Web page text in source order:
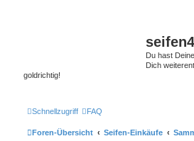
Du hast
Dich
goldrichtig!
Schnellzugriff FAQ
Foren-Übersicht Seifen-Einkäufe